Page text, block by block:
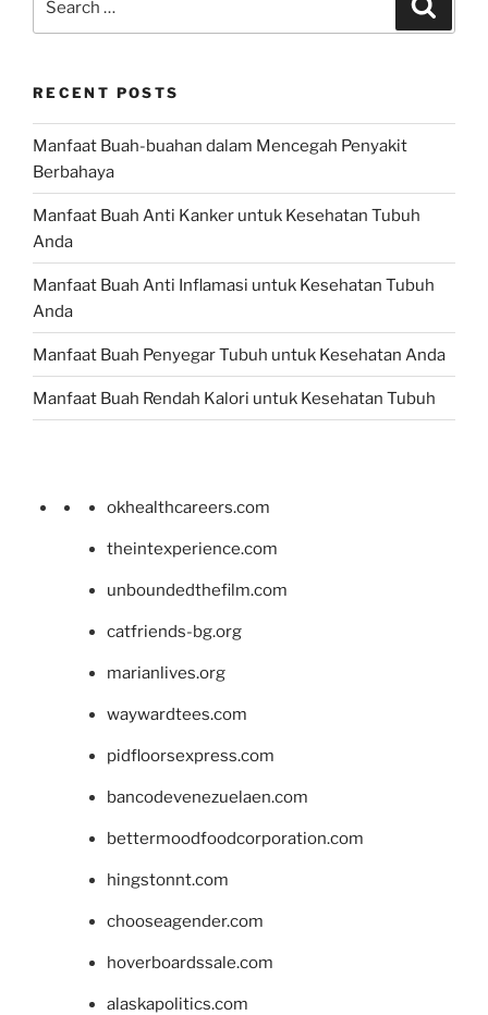
RECENT POSTS
Manfaat Buah-buahan dalam Mencegah Penyakit
Berbahaya
Manfaat Buah Anti Kanker untuk Kesehatan Tubuh
Anda
Manfaat Buah Anti Inflamasi untuk Kesehatan Tubuh
Anda
Manfaat Buah Penyegar Tubuh untuk Kesehatan Anda
Manfaat Buah Rendah Kalori untuk Kesehatan Tubuh
okhealthcareers.com
theintexperience.com
unboundedthefilm.com
catfriends-bg.org
marianlives.org
waywardtees.com
pidfloorsexpress.com
bancodevenezuelaen.com
bettermoodfoodcorporation.com
hingstonnt.com
chooseagender.com
hoverboardssale.com
alaskapolitics.com